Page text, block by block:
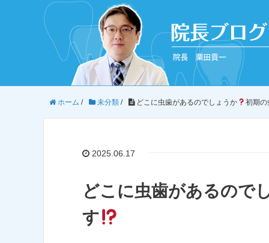
ホーム / 未分類 / どこに虫歯があるのでしょうか 初期の
2025.06.17
どこに虫歯があるので
す